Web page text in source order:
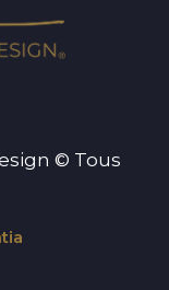
© Tous